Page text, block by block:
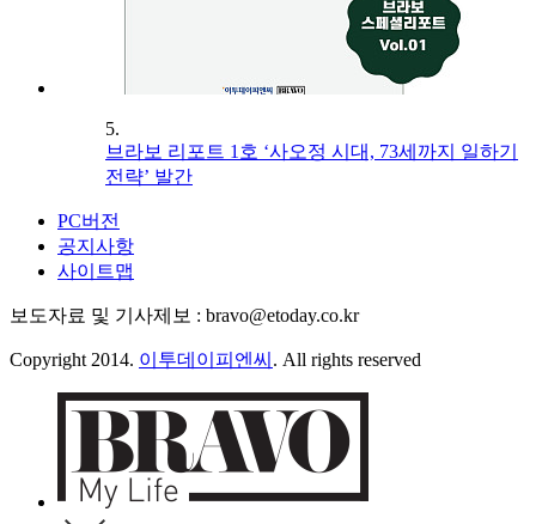
5.
브라보 리포트 1호 ‘사오정 시대, 73세까지 일하기
전략’ 발간
PC버전
공지사항
사이트맵
보도자료 및 기사제보 : bravo@etoday.co.kr
Copyright 2014. 이투데이피엔씨 . All rights reserved